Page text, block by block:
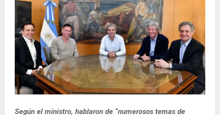
Según el ministro, hablaron de “numerosos temas de